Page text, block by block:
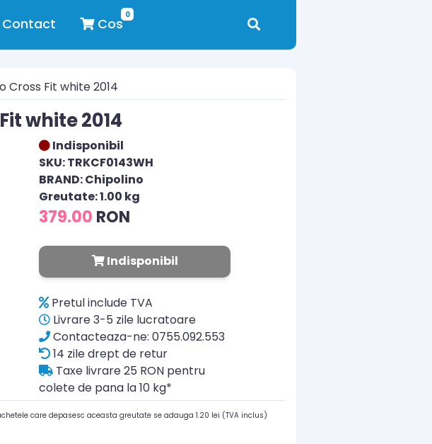
Contact
0
Cos
Fit white 2014
white 2014
Indisponibil
SKU: TRKCF0143WH
BRAND: Chipolino
Greutate: 1.00 kg
379.00 RON
Indisponibil
Pretul include TVA
Livrare 3-5 zile lucratoare
Contacteaza-ne: 0755.092.553
14 zile drept de retur
Taxe livrare 25 RON pentru
colete de pana la 10 kg*
care depasesc aceasta greutate se adauga 1.20 lei (TVA inclus)